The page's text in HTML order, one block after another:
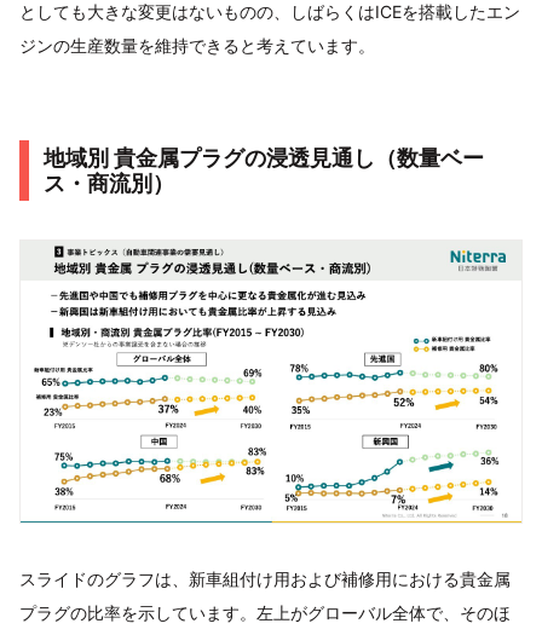
としても大きな変更はないものの、しばらくはICEを搭載したエン
ジンの生産数量を維持できると考えています。
地域別 貴金属プラグの浸透見通し（数量ベー
ス・商流別）
スライドのグラフは、新車組付け用および補修用における貴金属
プラグの比率を示しています。左上がグローバル全体で、そのほ